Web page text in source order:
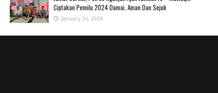
Ciptakan Pemilu 2024 Damai, Aman Dan Sejuk
January 26, 2024